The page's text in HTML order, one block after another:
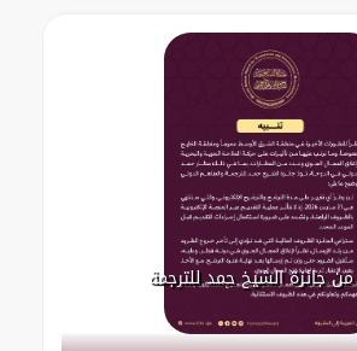
من جائزة الشيخ حمد للترجمة